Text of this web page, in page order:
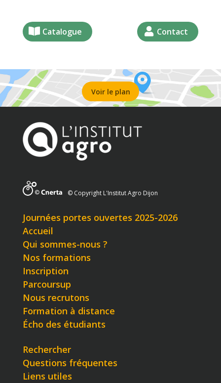
Catalogue Contact
Voir le plan
© Copyright L'Institut Agro Dijon
Journées portes ouvertes 2025-2026
Accueil
Qui sommes-nous ?
Nos formations
Inscription
Parcoursup
Nous recrutons
Formation à distance
Écho des étudiants
Rechercher
Questions fréquentes
Liens utiles